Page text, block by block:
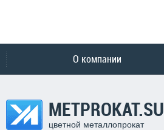
О компании
METPROKAT.SU
цветной металлопрокат